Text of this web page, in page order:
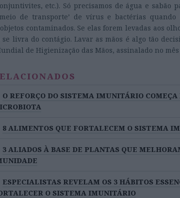
etc.). Só precisamos de água e sabão
de transporte’ de vírus e bactérias quando
contaminados. Se elas forem levadas aos
livra do contágio. Lavar as mãos é algo tão
de Higienização das Mãos, assinalado no mês
O REFORÇO DO SISTEMA IMUNITÁRIO COMEÇA
8 ALIMENTOS QUE FORTALECEM O SISTEMA
3 ALIADOS À BASE DE PLANTAS QUE
ESPECIALISTAS REVELAM OS 3 HÁBITOS
O SISTEMA IMUNITÁRIO